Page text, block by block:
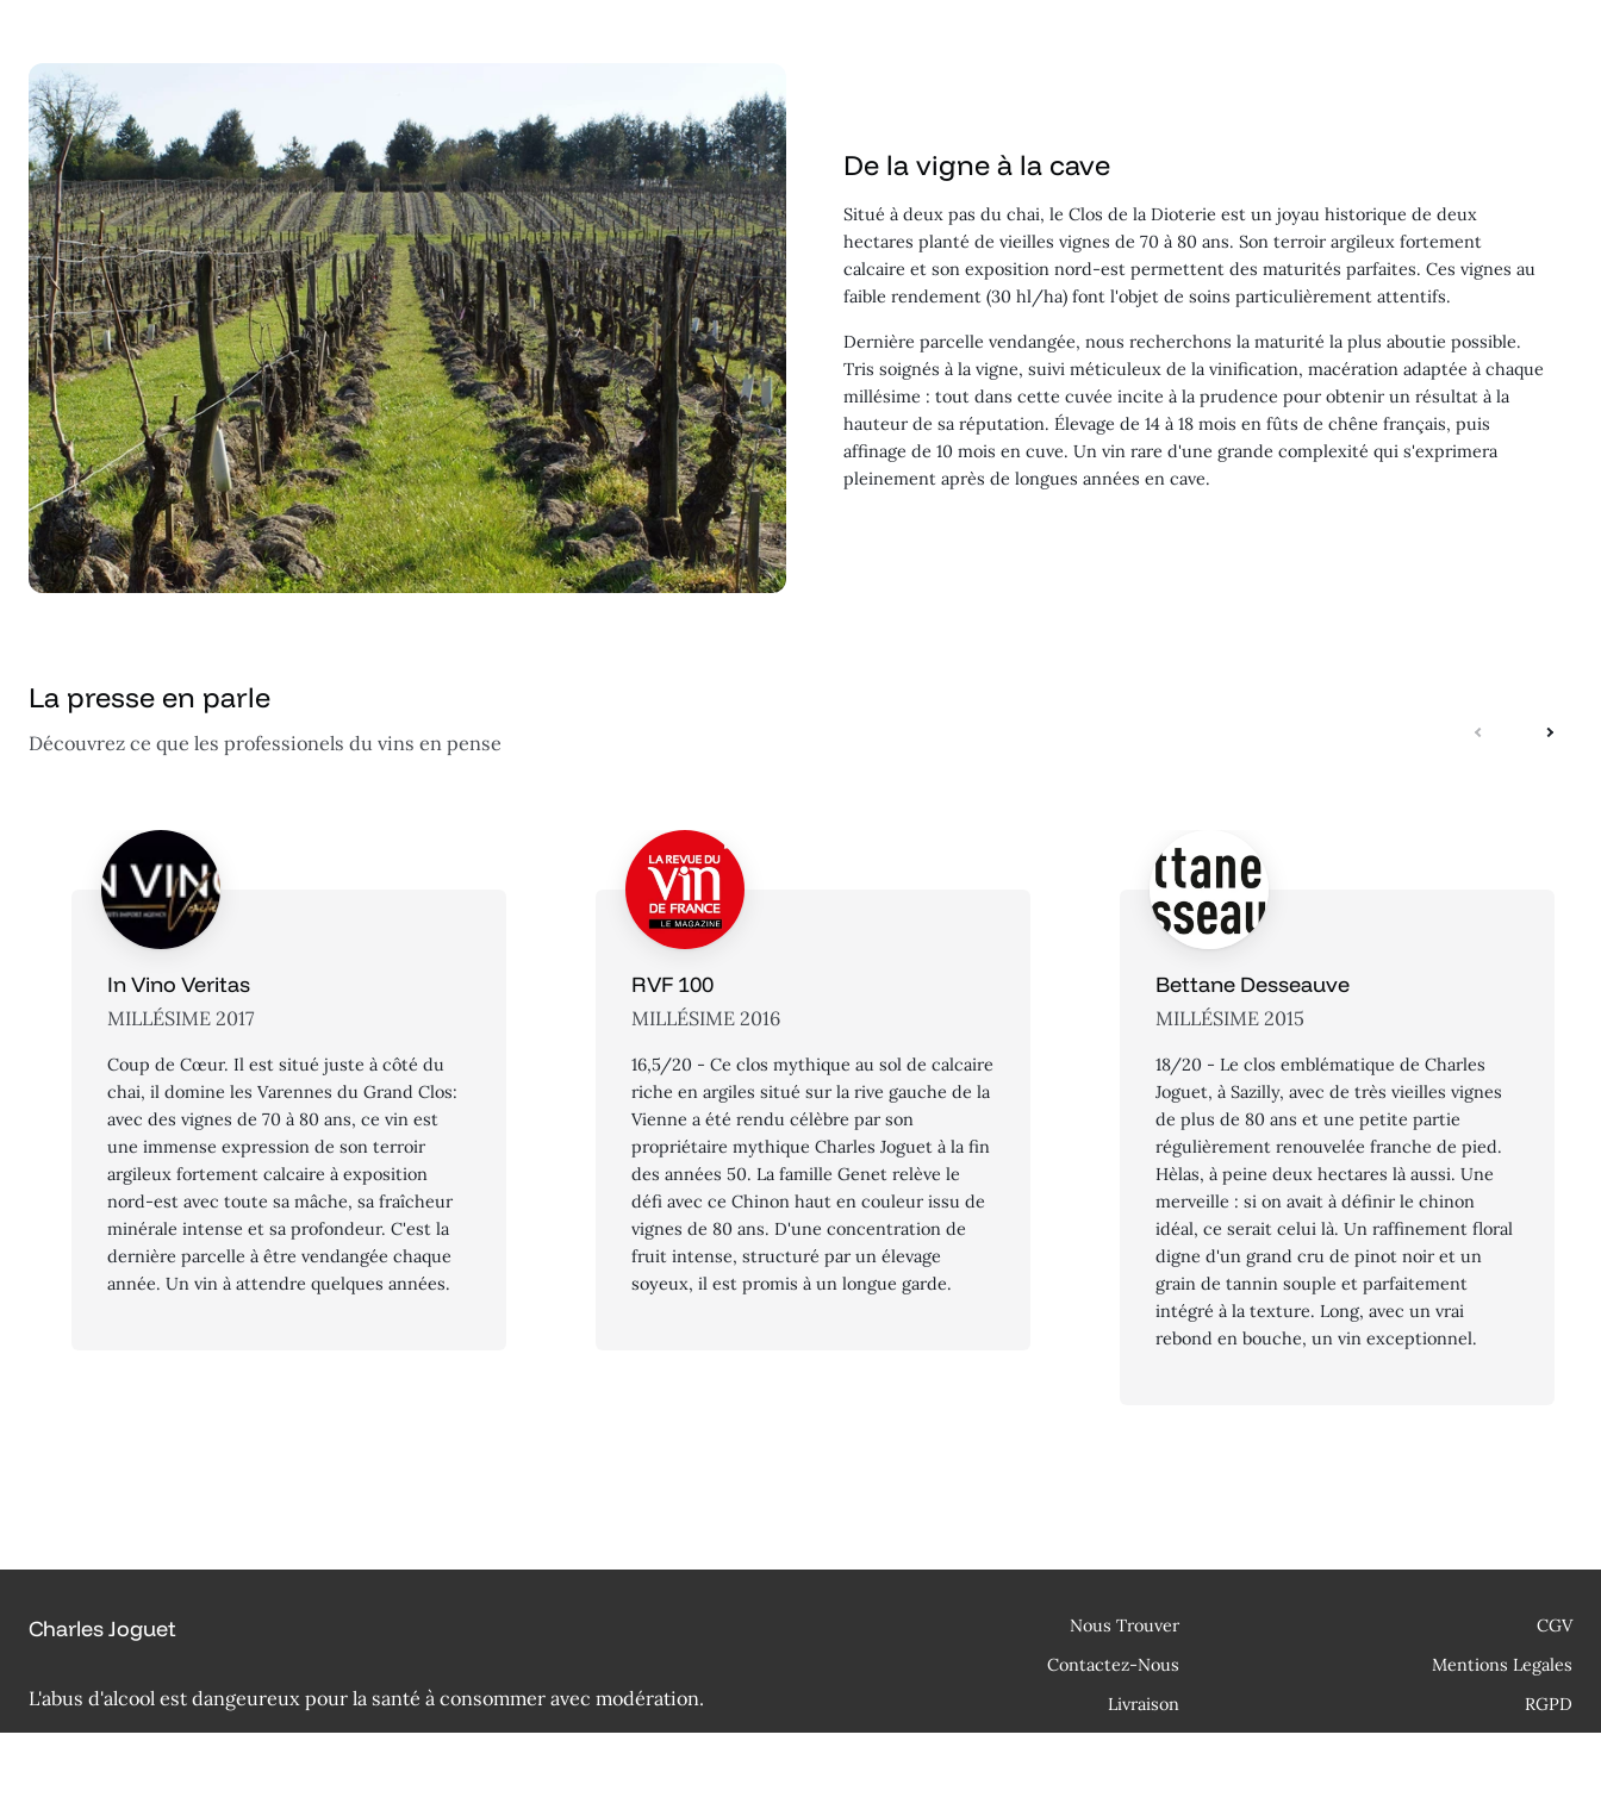
De la vigne à la cave
Situé à deux pas du chai, le Clos de la Dioterie est un joyau historique de deux
hectares planté de vieilles vignes de 70 à 80 ans. Son terroir argileux fortement
calcaire et son exposition nord-est permettent des maturités parfaites. Ces vignes au
faible rendement (30 hl/ha) font l'objet de soins particulièrement attentifs.
Dernière parcelle vendangée, nous recherchons la maturité la plus aboutie possible.
Tris soignés à la vigne, suivi méticuleux de la vinification, macération adaptée à chaque
millésime : tout dans cette cuvée incite à la prudence pour obtenir un résultat à la
hauteur de sa réputation. Élevage de 14 à 18 mois en fûts de chêne français, puis
affinage de 10 mois en cuve. Un vin rare d'une grande complexité qui s'exprimera
pleinement après de longues années en cave.
La presse en parle
Découvrez ce que les professionels du vins en pense suivante
In Vino Veritas
MILLÉSIME 2017
Coup de Cœur. Il est situé juste à côté du
chai, il domine les Varennes du Grand Clos:
avec des vignes de 70 à 80 ans, ce vin est
une immense expression de son terroir
argileux fortement calcaire à exposition
nord-est avec toute sa mâche, sa fraîcheur
minérale intense et sa profondeur. C'est la
dernière parcelle à être vendangée chaque
année. Un vin à attendre quelques années.
RVF 100
MILLÉSIME 2016
16,5/20 - Ce clos mythique au sol de calcaire
riche en argiles situé sur la rive gauche de la
Vienne a été rendu célèbre par son
propriétaire mythique Charles Joguet à la fin
des années 50. La famille Genet relève le
défi avec ce Chinon haut en couleur issu de
vignes de 80 ans. D'une concentration de
fruit intense, structuré par un élevage
soyeux, il est promis à un longue garde.
Bettane Desseauve
MILLÉSIME 2015
18/20 - Le clos emblématique de Charles
Joguet, à Sazilly, avec de très vieilles vignes
de plus de 80 ans et une petite partie
régulièrement renouvelée franche de pied.
Hèlas, à peine deux hectares là aussi. Une
merveille : si on avait à définir le chinon
idéal, ce serait celui là. Un raffinement floral
digne d'un grand cru de pinot noir et un
grain de tannin souple et parfaitement
intégré à la texture. Long, avec un vrai
rebond en bouche, un vin exceptionnel.
Charles Joguet
L'abus d'alcool est dangeureux pour la santé à consommer avec modération.
Nous Trouver
Contactez-Nous
Livraison
CGV
Mentions Legales
RGPD